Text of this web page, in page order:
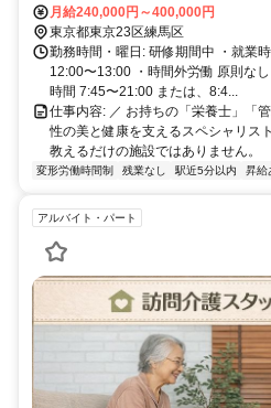
月給240,000円～400,000円
東京都東京23区練馬区
勤務時間・曜日: 研修期間中 ・就業
12:00〜13:00 ・時間外労働 原則な
時間 7:45〜21:00 または、8:4...
仕事内容: ／ お持ちの「栄養士」「
性の美と健康を支えるスペシャリス
教えるだけの施設ではありません。
変形労働時間制 残業なし 駅近5分以内 昇給
アルバイト・パート